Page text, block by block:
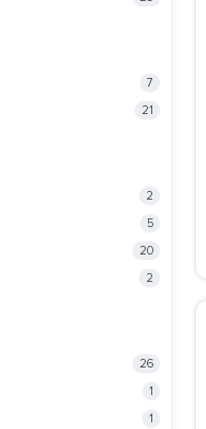
7
21
2
5
20
2
26
1
1